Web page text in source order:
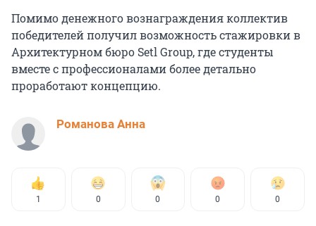
Помимо денежного вознаграждения коллектив
победителей получил возможность стажировки в
Архитектурном бюро Setl Group, где студенты
вместе с профессионалами более детально
проработают концепцию.
Романова Анна
1 0 0 0 0